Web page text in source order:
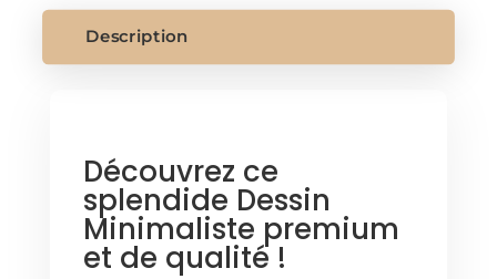
Description
Découvrez ce
splendide Dessin
Minimaliste premium
et de qualité !